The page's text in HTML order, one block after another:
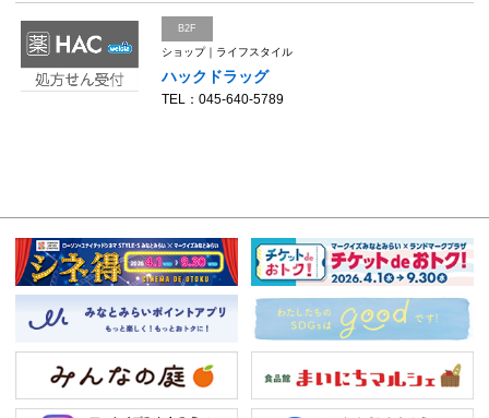
B2F
ショップ｜ライフスタイル
ハックドラッグ
TEL：045-640-5789